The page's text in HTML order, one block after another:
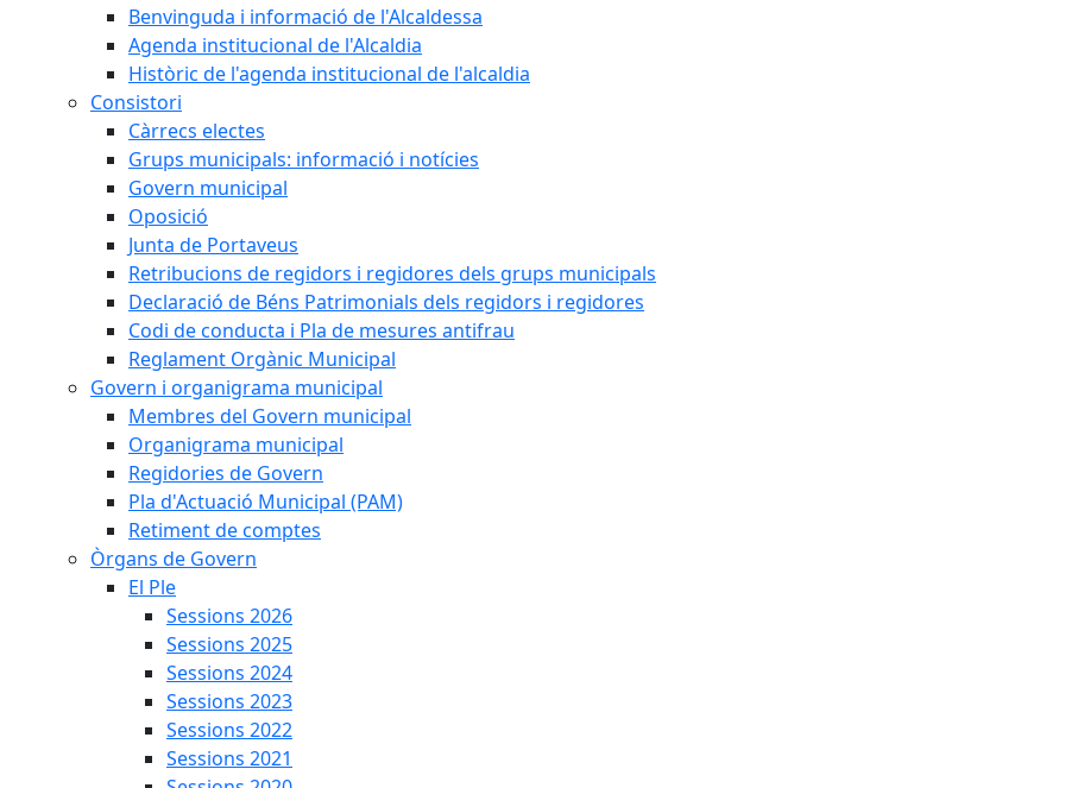
Benvinguda i informació de l'Alcaldessa
Agenda institucional de l'Alcaldia
Històric de l'agenda institucional de l'alcaldia
Consistori
Càrrecs electes
Grups municipals: informació i notícies
Govern municipal
Oposició
Junta de Portaveus
Retribucions de regidors i regidores dels grups municipals
Declaració de Béns Patrimonials dels regidors i regidores
Codi de conducta i Pla de mesures antifrau
Reglament Orgànic Municipal
Govern i organigrama municipal
Membres del Govern municipal
Organigrama municipal
Regidories de Govern
Pla d'Actuació Municipal (PAM)
Retiment de comptes
Òrgans de Govern
El Ple
Sessions 2026
Sessions 2025
Sessions 2024
Sessions 2023
Sessions 2022
Sessions 2021